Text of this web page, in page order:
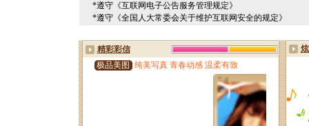
*遵守《互联网电子公告服务管理规定》
*遵守《全国人大常委会关于维护互联网安全的规定》